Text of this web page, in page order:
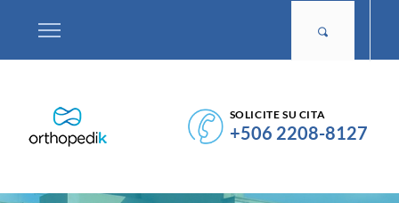
SOLICITE SU CITA
+506 2208-8127